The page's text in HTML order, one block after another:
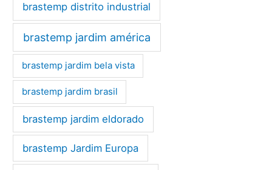
brastemp distrito industrial
brastemp jardim américa
brastemp jardim bela vista
brastemp jardim brasil
brastemp jardim eldorado
brastemp Jardim Europa